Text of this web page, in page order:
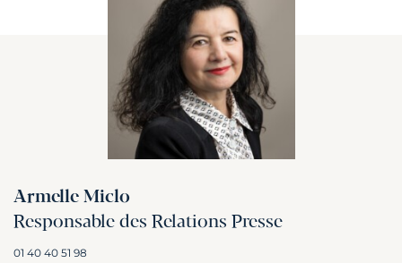
Armelle Miclo
Responsable des Relations Presse
01 40 40 51 98